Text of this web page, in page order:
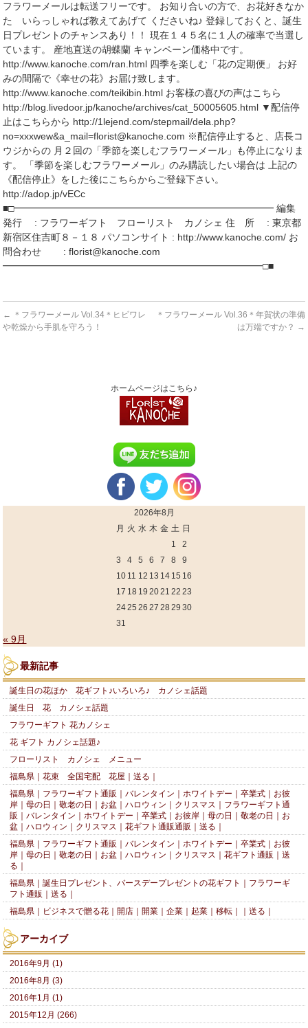
フラワーメールは転送フリーです。 お知り合いの方で、お花好きなか
た いらっしゃれば教えてあげて くださいね♪ 登録しておくと、誕生
日プレゼントのチャンスあり！！ 現在１４５名に１人の確率で当選し
ています。 産地直送の胡蝶蘭 キャンペーン価格中です。
http://www.kanoche.com/ran.html 四季を楽しむ「花の定期便」 お好
みの間隔で《幸せの花》お届け致します。
http://www.kanoche.com/teikibin.html お客様の喜びの声はこちら
http://blog.livedoor.jp/kanoche/archives/cat_50005605.html ▼配信停
止はこちらから http://1lejend.com/stepmail/dela.php?
no=xxxwew&a_mail=florist@kanoche.com ※配信停止すると、店長コ
ウジからの 月２回の「季節を楽しむフラワーメール」も停止になりま
す。 「季節を楽しむフラワーメール」のみ購読したい場合は 上記の
《配信停止》をした後にこちらからご登録下さい。
http://adop.jp/vECc
■□━━━━━━━━━━━━━━━━━━━━━━━━━━━ 編集
発行 : フラワーギフト フローリスト カノシェ 住 所 : 東京都
新宿区住吉町８－１８ パソコンサイト : http://www.kanoche.com/ お
問合わせ : florist@kanoche.com
━━━━━━━━━━━━━━━━━━━━━━━━━━━□■
← ＊フラワーメール Vol.34＊ヒビワレ
や乾燥から手肌を守ろう！
＊フラワーメール Vol.36＊年賀状の準備
は万端ですか？ →
ホームページはこちら♪
2026年8月
月 火 水 木 金 土 日
1
2
3
4 5 6 7 8
9
10 11 12 13 14 15 16
17 18 19 2021 22 23
2425 26 27 28 29 30
31
« 9月
最新記事
誕生日の花ほか 花ギフト♪いろいろ♪ カノシェ話題
誕生日 花 カノシェ話題
フラワーギフト 花カノシェ
花 ギフト カノシェ話題♪
フローリスト カノシェ メニュー
福島県｜花束 全国宅配 花屋｜送る｜
福島県｜フラワーギフト通販｜バレンタイン｜ホワイトデー｜卒業式｜お彼
岸｜母の日｜敬老の日｜お盆｜ハロウィン｜クリスマス｜フラワーギフト通
販｜バレンタイン｜ホワイトデー｜卒業式｜お彼岸｜母の日｜敬老の日｜お
盆｜ハロウィン｜クリスマス｜花ギフト通販通販｜送る｜
福島県｜フラワーギフト通販｜バレンタイン｜ホワイトデー｜卒業式｜お彼
岸｜母の日｜敬老の日｜お盆｜ハロウィン｜クリスマス｜花ギフト通販｜送
る｜
福島県｜誕生日プレゼント、バースデープレゼントの花ギフト｜フラワーギ
フト通販｜送る｜
福島県｜ビジネスで贈る花｜開店｜開業｜企業｜起業｜移転｜｜送る｜
アーカイブ
2016年9月 (1)
2016年8月 (3)
2016年1月 (1)
2015年12月 (266)